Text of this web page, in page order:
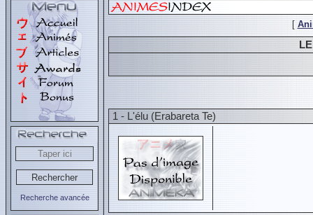
Recherche avancée
[
1 - L'élu (Erabareta Te)